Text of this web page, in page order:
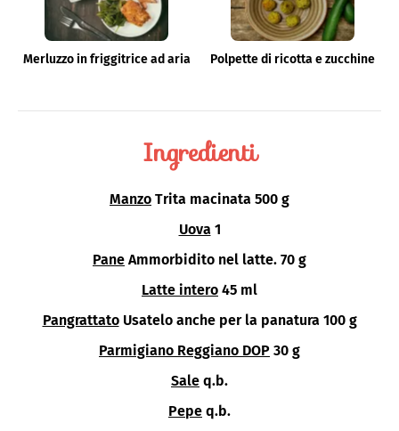
Merluzzo in friggitrice ad aria Polpette di ricotta e zucchine
Ingredienti
Manzo Trita macinata 500 g
Uova 1
Pane Ammorbidito nel latte. 70 g
Latte intero 45 ml
Pangrattato Usatelo anche per la panatura 100 g
Parmigiano Reggiano DOP 30 g
Sale q.b.
Pepe q.b.